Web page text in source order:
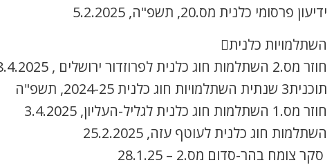
ידיעון פרסומי כלנית מס.20, תשפ"ה, 5.2.2025
השתלמויות כלנית
חוזר מס.2 השתלמות חוג כלנית לפרוזדור ירושלים , 8.4.2025
תוכנית3 שנתית השתלמויות חוג כלנית 2024-25, תשפ"ה
חוזר מס.1 השתלמות חוג כלנית לגליל-העליון, 3.4.2025
השתלמות חוג כלנית לעוטף עזה, 25.2.2025
סקר צומח בהר-סדום מס.2 – 28.1.25